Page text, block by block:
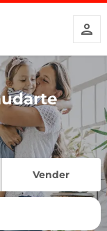
Vender